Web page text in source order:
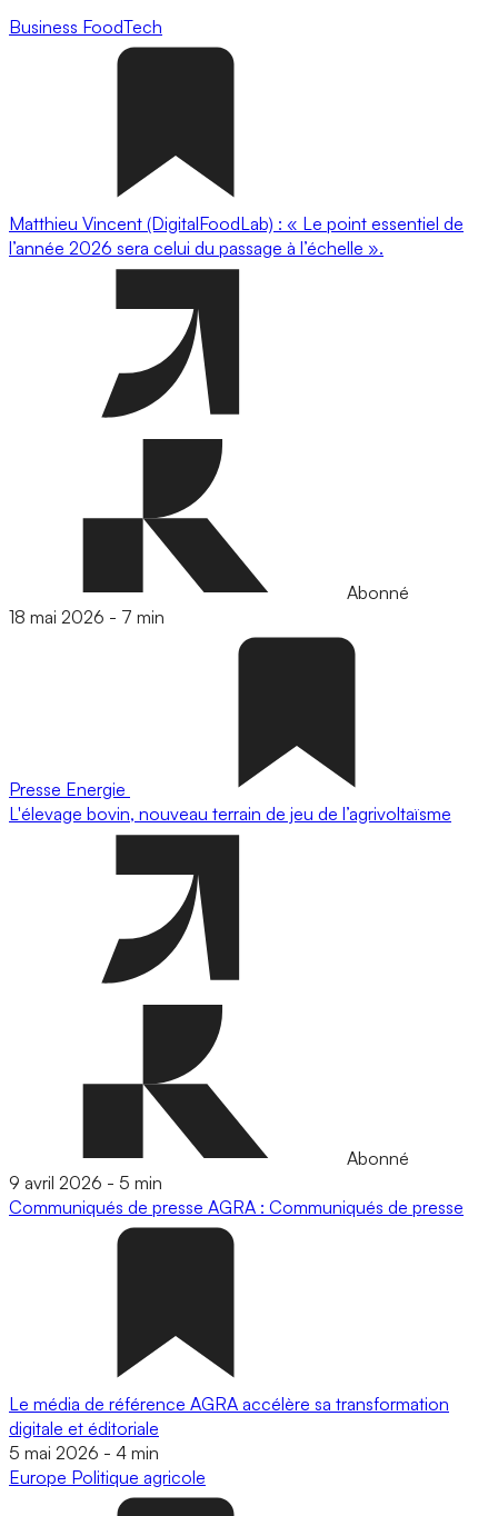
Business FoodTech
Matthieu Vincent (DigitalFoodLab) : « Le point essentiel de
l’année 2026 sera celui du passage à l’échelle ».
Abonné
18 mai 2026 - 7 min
Presse Energie
L'élevage bovin, nouveau terrain de jeu de l’agrivoltaïsme
Abonné
9 avril 2026 - 5 min
Communiqués de presse AGRA : Communiqués de presse
Le média de référence AGRA accélère sa transformation
digitale et éditoriale
5 mai 2026 - 4 min
Europe Politique agricole